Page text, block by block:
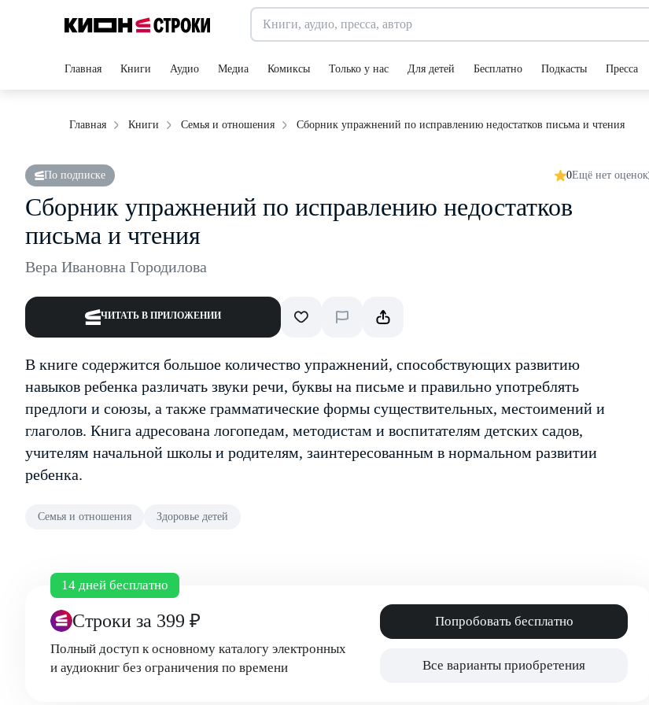
Главная Книги Аудио Медиа Комиксы Только у нас Для детей Бесплатно Подкасты Пресса
Главная Книги Семья и отношения Сборник упражнений по исправлению недостатков письма и чтения
По подписке 0Ещё нет оценок
Сборник упражнений по исправлению недостатков
письма и чтения
Вера Ивановна Городилова
ЧИТАТЬ В ПРИЛОЖЕНИИ
В книге содержится большое количество упражнений, способствующих развитию
навыков ребенка различать звуки речи, буквы на письме и правильно употреблять
предлоги и союзы, а также грамматические формы существительных, местоимений и
глаголов. Книга адресована логопедам, методистам и воспитателям детских садов,
учителям начальной школы и родителям, заинтересованным в нормальном развитии
ребенка.
Семья и отношения Здоровье детей
14 дней бесплатно
Строки за 399 ₽
Полный доступ к основному каталогу электронных
и аудиокниг без ограничения по времени
Попробовать бесплатно
Все варианты приобретения